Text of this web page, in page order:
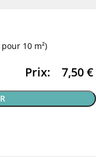
10 m²)
Prix: 7,50€